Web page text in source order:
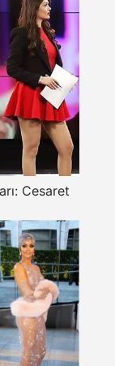
Cesaret